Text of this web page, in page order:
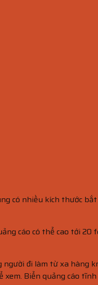
có nhiều kích thước
cáo có thể cao tới
đi làm từ xa hàng
xem. Biển quảng cáo